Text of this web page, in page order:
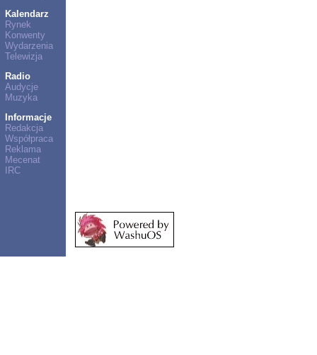
Kalendarz
Rynek
Konwenty
Wydarzenia
Telewizja
Radio
Audycje
Muzyka
Informacje
Redakcja
Współpraca
Reklama
Mecenat
IRC